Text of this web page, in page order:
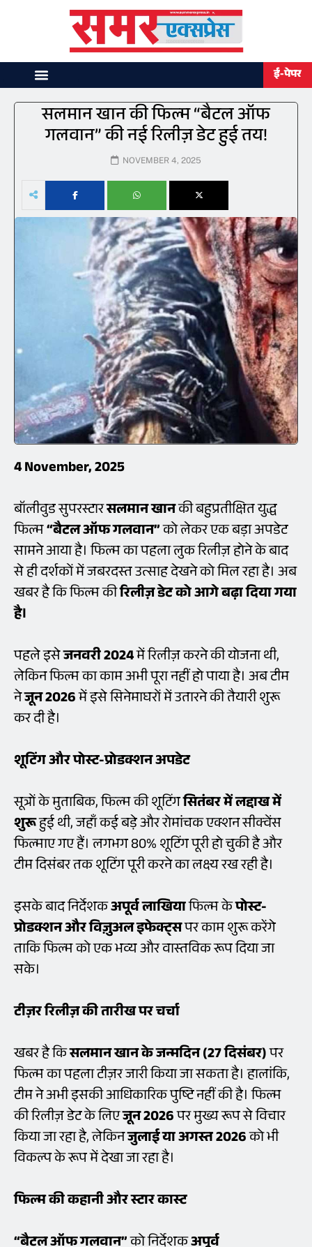
ई-पेपर
सलमान खान की फिल्म “बैटल ऑफ
गलवान” की नई रिलीज़ डेट हुई तय!
NOVEMBER 4, 2025
4 November, 2025
बॉलीवुड सुपरस्टारसलमान खानकी बहुप्रतीक्षित युद्ध
फिल्म“बैटल ऑफ गलवान”को लेकर एक बड़ा अपडेट
सामने आया है। फिल्म का पहला लुक रिलीज़ होने के बाद
से ही दर्शकों में जबरदस्त उत्साह देखने को मिल रहा है। अब
खबर है कि फिल्म कीरिलीज़ डेट को आगे बढ़ा दिया गया
है।
पहले इसेजनवरी 2024में रिलीज़ करने की योजना थी,
लेकिन फिल्म का काम अभी पूरा नहीं हो पाया है। अब टीम
नेजून 2026में इसे सिनेमाघरों में उतारने की तैयारी शुरू
कर दी है।
शूटिंग और पोस्ट-प्रोडक्शन अपडेट
सूत्रों के मुताबिक, फिल्म की शूटिंगसितंबर में लद्दाख में
शुरूहुई थी, जहाँ कई बड़े और रोमांचक एक्शन सीक्वेंस
फिल्माए गए हैं। लगभग 80% शूटिंग पूरी हो चुकी है और
टीम दिसंबर तक शूटिंग पूरी करने का लक्ष्य रख रही है।
इसके बाद निर्देशकअपूर्व लाखियाफिल्म केपोस्ट-
प्रोडक्शन और विज़ुअल इफेक्ट्सपर काम शुरू करेंगे
ताकि फिल्म को एक भव्य और वास्तविक रूप दिया जा
सके।
टीज़र रिलीज़ की तारीख पर चर्चा
खबर है किसलमान खान के जन्मदिन (27 दिसंबर)पर
फिल्म का पहला टीज़र जारी किया जा सकता है। हालांकि,
टीम ने अभी इसकी आधिकारिक पुष्टि नहीं की है। फिल्म
की रिलीज़ डेट के लिएजून 2026पर मुख्य रूप से विचार
किया जा रहा है, लेकिनजुलाई या अगस्त 2026को भी
विकल्प के रूप में देखा जा रहा है।
फिल्म की कहानी और स्टार कास्ट